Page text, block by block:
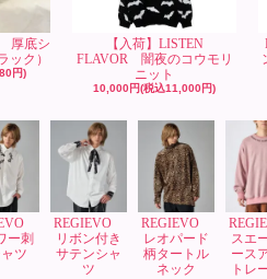
厚底シ
ック）
円)
【入荷】LISTEN
FLAVOR 闇夜のコウモリ
ニット
10,000円(税込11,000円)
ー刺
ツ
REGIEVO
リボン付き
サテンシャ
ツ
REGIEVO
レオパード
柄タートル
ネック
スエ
ース
トレ